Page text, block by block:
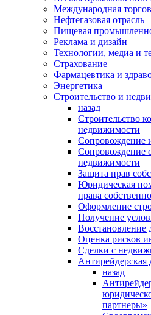
Международная
Нефтегазовая отрасль
Пищевая
Реклама и дизайн
Технологии, медиа и
Страхование
Фармацевтика и
Энергетика
Строительство и
назад
Строительство
недвижимости
Сопровождение
Сопровождение
недвижимости
Защита прав
Юридическая
права
Оформление
Получение
Восстановление
Оценка рисков
Сделки с
Антирейдерская
назад
партнеры»